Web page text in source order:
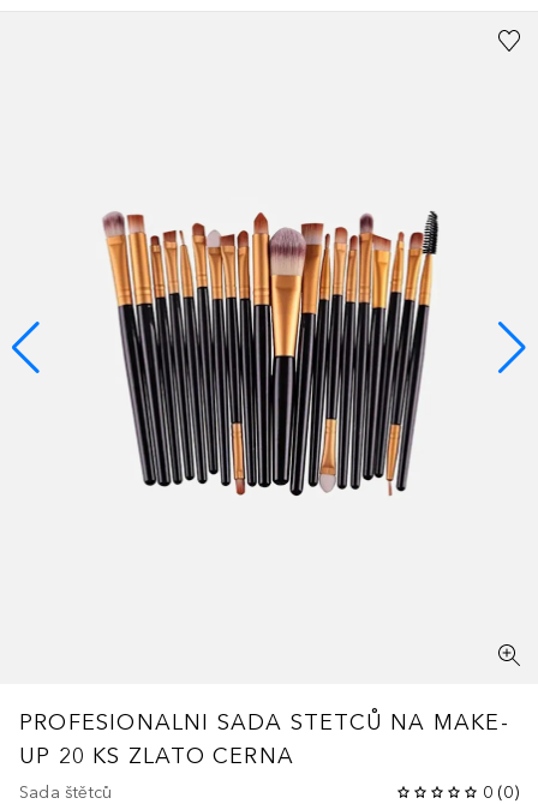
PROFESIONALNI SADA STETCŮ NA MAKE-
UP 20 KS ZLATO CERNA
Sada štětců 0 (0)